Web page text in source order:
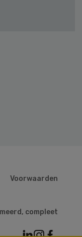
Voorwaarden
compleet